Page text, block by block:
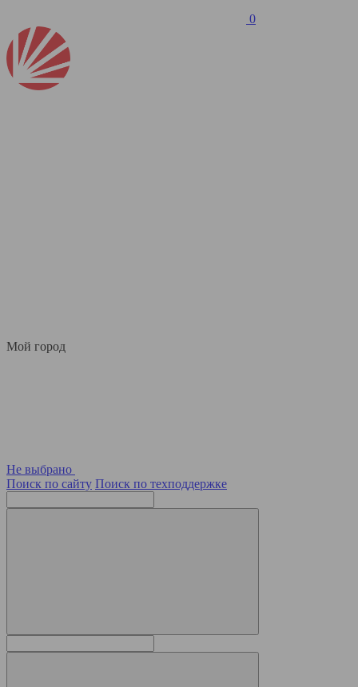
0
Мой город
Не выбрано
Поиск по сайту Поиск по техподдержке